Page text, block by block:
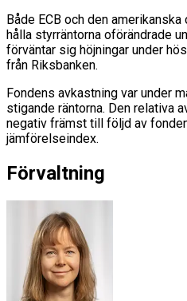
Både ECB och den
hålla styrräntorna oförändrade
förväntar sig höjningar under
från Riksbanken.
Fondens avkastning var under
stigande räntorna. Den relativa
negativ främst till följd av
jämförelseindex.
Förvaltning